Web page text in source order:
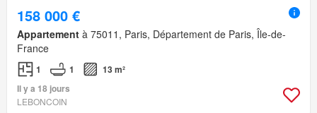
158 000 €
Appartement à 75011, Paris, Département de Paris, Île-de-
France
1 1
13 m²
Il y a 18 jours
LEBONCOIN